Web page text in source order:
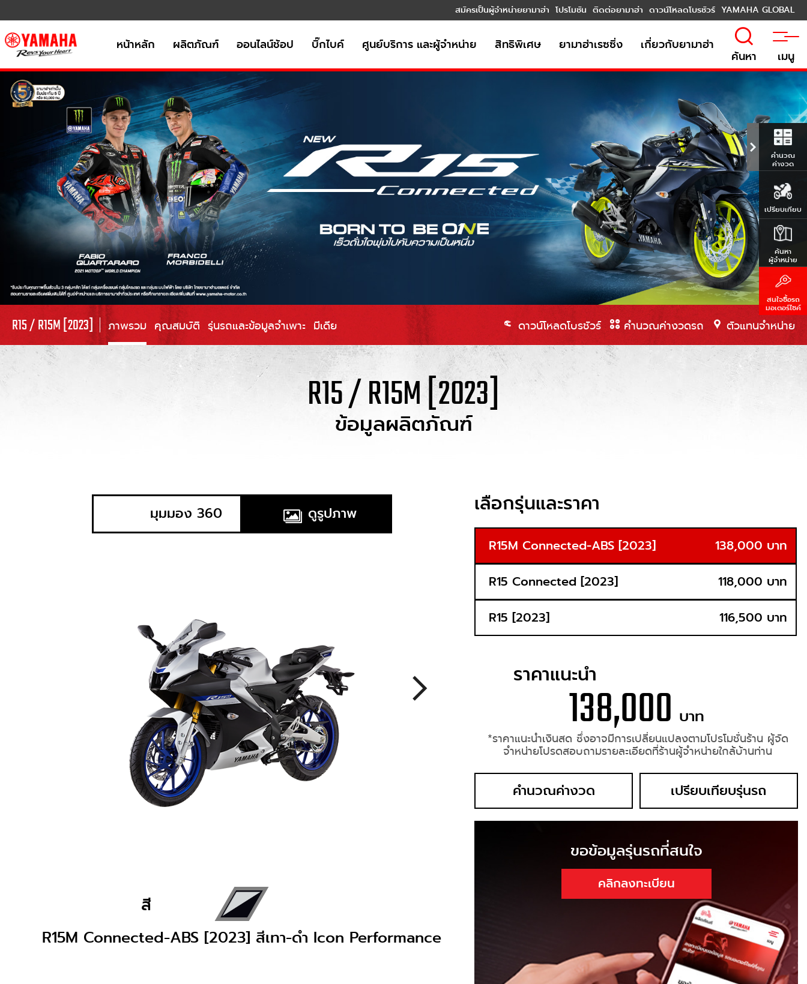
สมัครเป็นผู้จำหน่ายยามาฮ่า โปรโมชัน ติดต่อยามาฮ่า ดาวน์โหลดโบรชัวร์ YAMAHA GLOBAL
หน้าหลัก ผลิตภัณฑ์ ออนไลน์ช้อป บิ๊กไบค์ ศูนย์บริการ และผู้จำหน่าย สิทธิพิเศษ ยามาฮ่าเรซซิ่ง เกี่ยวกับยามาฮ่า
ค้นหา เมนู
R15 / R15M [2023] ภาพรวม คุณสมบัติ รุ่นรถและข้อมูลจำเพาะ มีเดีย ดาวน์โหลดโบรชัวร์ คำนวณค่างวดรถ ตัวแทนจำหน่าย
R15 / R15M [2023]
ข้อมูลผลิตภัณฑ์
มุมมอง 360 ดูรูปภาพ
สี
R15M Connected-ABS [2023] สีเทา-ดำ Icon Performance
เลือกรุ่นและราคา
R15M Connected-ABS [2023] 138,000 บาท
R15 Connected [2023] 118,000 บาท
R15 [2023] 116,500 บาท
ราคาแนะนำ
138,000 บาท
*ราคาแนะนำเงินสด ซึ่งอาจมีการเปลี่ยนแปลงตามโปรโมชั่นร้าน ผู้จัด
จำหน่ายโปรดสอบถามรายละเอียดที่ร้านผู้จำหน่ายใกล้บ้านท่าน
คำนวณค่างวด เปรียบเทียบรุ่นรถ
ขอข้อมูลรุ่นรถที่สนใจ
คลิกลงทะเบียน
คำนวณ
ค่างวด
เปรียบเทียบ
ค้นหา
ผู้จำหน่าย
สนใจซื้อรถ
มอเตอร์ไซค์